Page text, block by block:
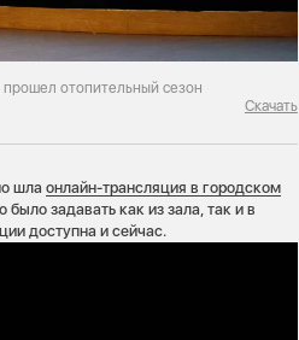
прошел отопительный сезон
Скачать
шлаонлайн-трансляция в городском
задавать как из зала, так и в
доступна и сейчас.